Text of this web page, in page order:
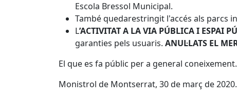
Escola Bressol Municipal.
També quedarestringit l'accés als parcs
L’ACTIVITAT A LA VIA PÚBLICA I ESPAI
garanties pels usuaris. ANUL·LATS EL
El que es fa públic per a general coneixement.
Monistrol de Montserrat, 30 de març de 2020.